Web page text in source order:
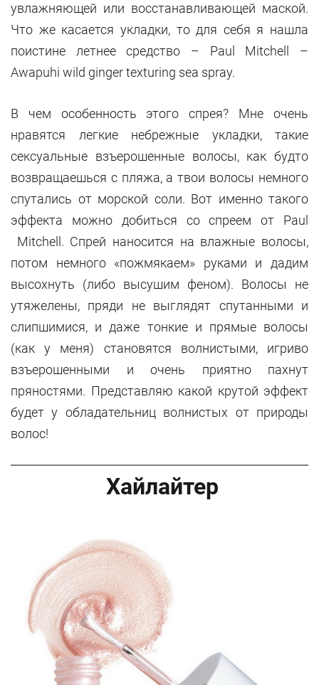
увлажняющей или восстанавливающей маской.
Что же касается укладки, то для себя я нашла
поистине летнее средство – Paul Mitchell –
Awapuhi wild ginger texturing sea spray.
В чем особенность этого спрея? Мне очень
нравятся легкие небрежные укладки, такие
сексуальные взъерошенные волосы, как будто
возвращаешься с пляжа, а твои волосы немного
спутались от морской соли. Вот именно такого
эффекта можно добиться со спреем от Paul
Mitchell. Спрей наносится на влажные волосы,
потом немного «пожмякаем» руками и дадим
высохнуть (либо высушим феном). Волосы не
утяжелены, пряди не выглядят спутанными и
слипшимися, и даже тонкие и прямые волосы
(как у меня) становятся волнистыми, игриво
взъерошенными и очень приятно пахнут
пряностями. Представляю какой крутой эффект
будет у обладательниц волнистых от природы
волос!
Хайлайтер